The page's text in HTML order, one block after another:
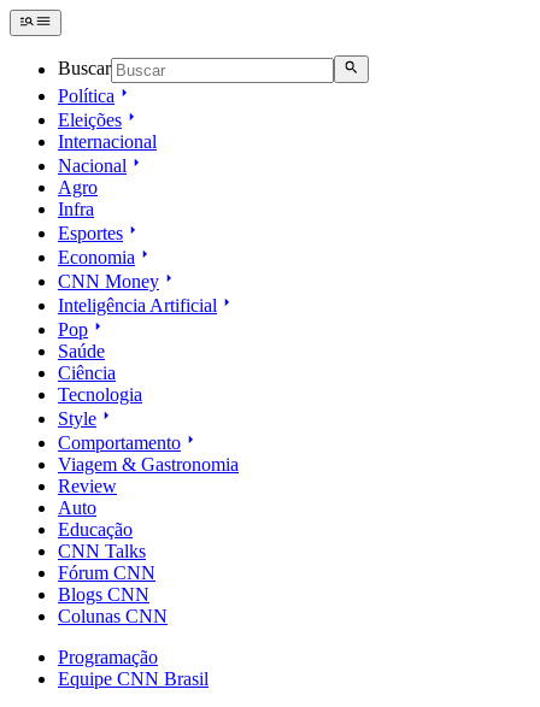
Buscar
Política
Eleições
Internacional
Nacional
Agro
Infra
Esportes
Economia
CNN Money
Inteligência Artificial
Pop
Saúde
Ciência
Tecnologia
Style
Comportamento
Viagem & Gastronomia
Review
Auto
Educação
CNN Talks
Fórum CNN
Blogs CNN
Colunas CNN
Programação
Equipe CNN Brasil